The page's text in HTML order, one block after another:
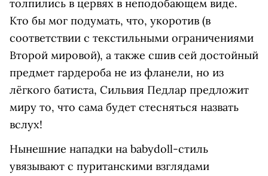
толпились в цервях в неподобающем виде.
Кто бы мог подумать, что, укоротив (в
соответствии с текстильными ограничениями
Второй мировой), а также сшив сей достойный
предмет гардероба не из фланели, но из
лёгкого батиста, Сильвия Педлар предложит
миру то, что сама будет стесняться назвать
вслух!
Нынешние нападки на babydoll-стиль
увязывают с пуританскими взглядами